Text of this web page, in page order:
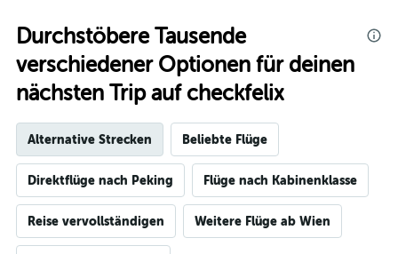
Durchstöbere Tausende
verschiedener Optionen für deinen
nächsten Trip auf checkfelix
Alternative Strecken Beliebte Flüge
Direktflüge nach Peking Flüge nach Kabinenklasse
Reise vervollständigen Weitere Flüge ab Wien